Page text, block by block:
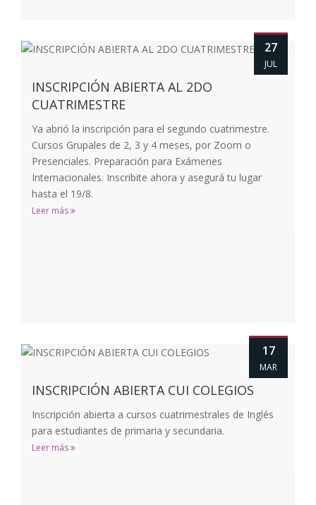
27
JUL
INSCRIPCIÓN ABIERTA AL 2DO
CUATRIMESTRE
Ya abrió la inscripción para el segundo cuatrimestre.
Cursos Grupales de 2, 3 y 4 meses, por Zoom o
Presenciales. Preparación para Exámenes
Internacionales. Inscribite ahora y asegurá tu lugar
hasta el 19/8.
Leer más
17
MAR
INSCRIPCIÓN ABIERTA CUI COLEGIOS
Inscripción abierta a cursos cuatrimestrales de Inglés
para estudiantes de primaria y secundaria.
Leer más